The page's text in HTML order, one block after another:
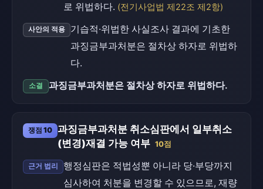
로 위법하다. (전기사업법 제22조 제2항)
사안의 적용
기습적·위법한 사실조사 결과에 기초한
과징금부과처분은 절차상 하자로 위법하
다.
소결 과징금부과처분은 절차상 하자로 위법하다.
쟁점 10 과징금부과처분 취소심판에서 일부취소
(변경)재결 가능 여부 10점
근거 법리
행정심판은 적법성뿐 아니라 당·부당까지
심사하여 처분을 변경할 수 있으므로, 재량